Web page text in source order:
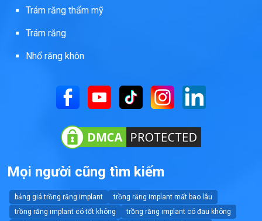
Trám răng thẩm mỹ
Trám răng
Nhổ răng khôn
Mọi người cũng tìm kiếm
bảng giá trồng răng implant
trồng răng implant mất bao lâu
trồng răng implant có tốt không
trồng răng implant có đau không